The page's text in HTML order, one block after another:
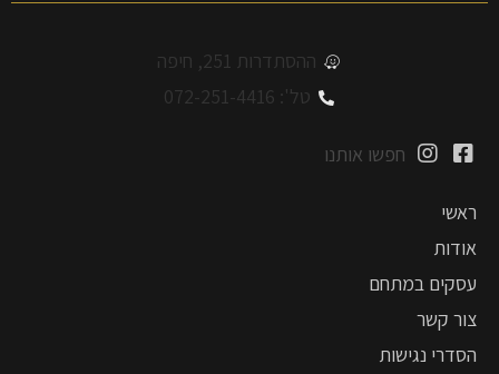
ההסתדרות 251, חיפה
טל': 072-251-4416
חפשו אותנו
ראשי
אודות
עסקים במתחם
צור קשר
הסדרי נגישות